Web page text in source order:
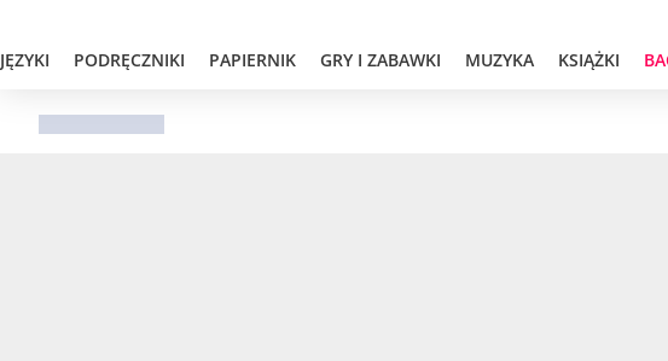
JĘZYKI PODRĘCZNIKI PAPIERNIK GRY I ZABAWKI MUZYKA KSIĄŻKI